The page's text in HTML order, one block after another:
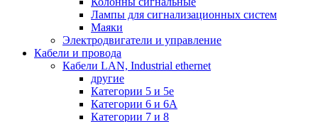
Лампы для сигнализационных систем
Маяки
Электродвигатели и управление
Кабели и провода
Кабели LAN, Industrial ethernet
другие
Категории 5 и 5е
Категории 6 и 6A
Категории 7 и 8